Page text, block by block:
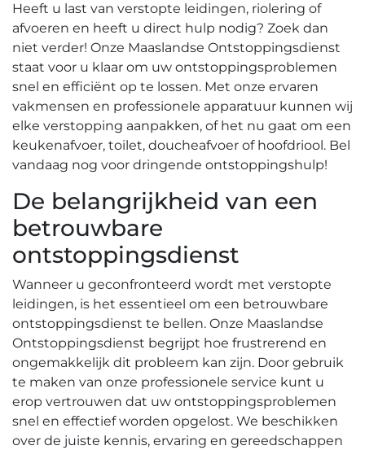
Heeft u last van verstopte leidingen, riolering of
afvoeren en heeft u direct hulp nodig?​ Zoek dan
niet verder!​ Onze Maaslandse Ontstoppingsdienst
staat voor u klaar om uw ontstoppingsproblemen
snel en efficiënt op te lossen. Met onze ervaren
vakmensen en professionele apparatuur kunnen wij
elke verstopping aanpakken, of het nu gaat om een
keukenafvoer, toilet, doucheafvoer of hoofdriool. Bel
vandaag nog voor dringende ontstoppingshulp!​
De belangrijkheid van een
betrouwbare
ontstoppingsdienst
Wanneer u geconfronteerd wordt met verstopte
leidingen, is het essentieel om een betrouwbare
ontstoppingsdienst te bellen.​ Onze Maaslandse
Ontstoppingsdienst begrijpt hoe frustrerend en
ongemakkelijk dit probleem kan zijn.​ Door gebruik
te maken van onze professionele service kunt u
erop vertrouwen dat uw ontstoppingsproblemen
snel en effectief worden opgelost.​ We beschikken
over de juiste kennis, ervaring en gereedschappen